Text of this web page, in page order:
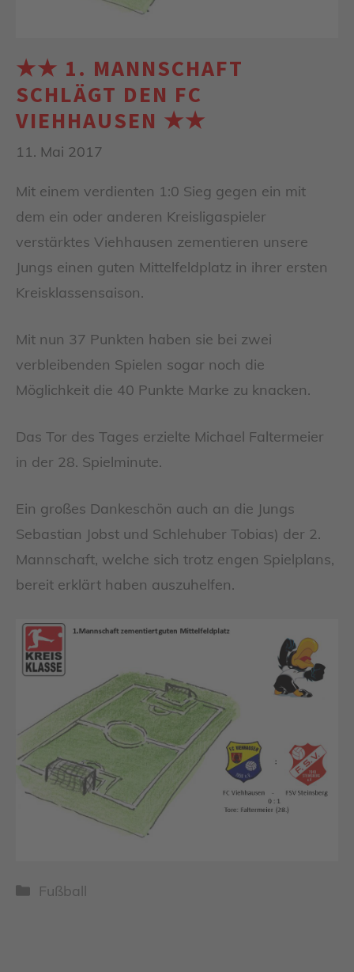
★★ 1. MANNSCHAFT
SCHLÄGT DEN FC
VIEHHAUSEN ★★
11. Mai 2017
Mit einem verdienten 1:0 Sieg gegen ein mit
dem ein oder anderen Kreisligaspieler
verstärktes Viehhausen zementieren unsere
Jungs einen guten Mittelfeldplatz in ihrer ersten
Kreisklassensaison.
Mit nun 37 Punkten haben sie bei zwei
verbleibenden Spielen sogar noch die
Möglichkeit die 40 Punkte Marke zu knacken.
Das Tor des Tages erzielte Michael Faltermeier
in der 28. Spielminute.
Ein großes Dankeschön auch an die Jungs
Sebastian Jobst und Schlehuber Tobias) der 2.
Mannschaft, welche sich trotz engen Spielplans,
bereit erklärt haben auszuhelfen.
Kategorien
Fußball